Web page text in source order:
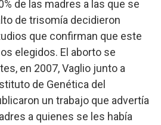
de las madres a las que se
de trisomía decidieron
que confirman que este
elegidos. El aborto se
en 2007, Vaglio junto a
de Genética del
un trabajo que advertía
a quienes se les había